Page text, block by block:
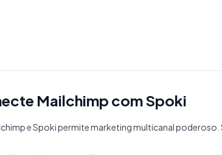
Mailchimp com Spoki
e Spoki permite marketing multicanal poderoso.